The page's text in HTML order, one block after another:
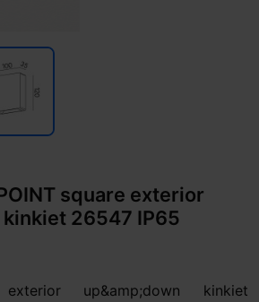
square exterior
26547 IP65
exterior up&amp;down kinkiet